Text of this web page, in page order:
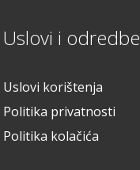
Uslovi i odredbe
Uslovi korištenja
Politika privatnosti
Politika kolačića